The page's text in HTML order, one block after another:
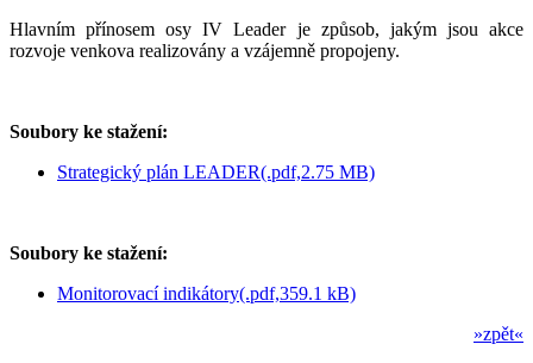
Hlavním přínosem osy IV Leader je způsob, jakým jsou akce
rozvoje venkova realizovány a vzájemně propojeny.
Soubory ke stažení:
Strategický plán LEADER(.pdf,2.75 MB)
Soubory ke stažení:
Monitorovací indikátory(.pdf,359.1 kB)
»zpět«